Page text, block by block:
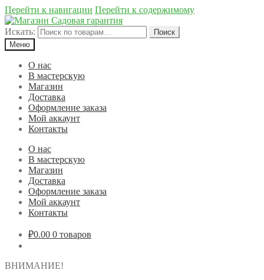
Перейти к навигации Перейти к содержимому
Искать:
Поиск
Меню
О нас
В мастерскую
Магазин
Доставка
Оформление заказа
Мой аккаунт
Контакты
О нас
В мастерскую
Магазин
Доставка
Оформление заказа
Мой аккаунт
Контакты
₽0.00 0 товаров
ВНИМАНИЕ!